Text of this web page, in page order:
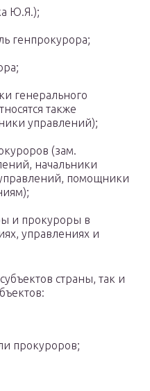
Ю.Я.);
генпрокурора;
генерального
также
управлений);
(зам.
начальники
помощники
и прокуроры в
управлениях и
страны, так и
прокуроров;